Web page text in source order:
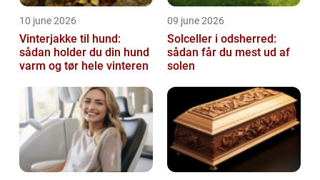
10 june 2026
Vinterjakke til hund:
sådan holder du din hund
varm og tør hele vinteren
09 june 2026
Solceller i odsherred:
sådan får du mest ud af
solen